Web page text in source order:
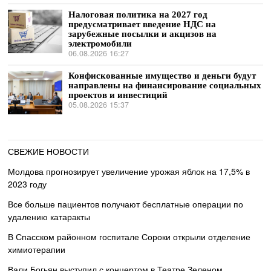
Налоговая политика на 2027 год
предусматривает введение НДС на
зарубежные посылки и акцизов на
электромобили
06.08.2026 16:27
Конфискованные имущество и деньги будут
направлены на финансирование социальных
проектов и инвестиций
05.08.2026 15:37
СВЕЖИЕ НОВОСТИ
Молдова прогнозирует увеличение урожая яблок на 17,5% в
2023 году
Все больше пациентов получают бесплатные операции по
удалению катаракты
В Спасском районном госпитале Сороки открыли отделение
химиотерапии